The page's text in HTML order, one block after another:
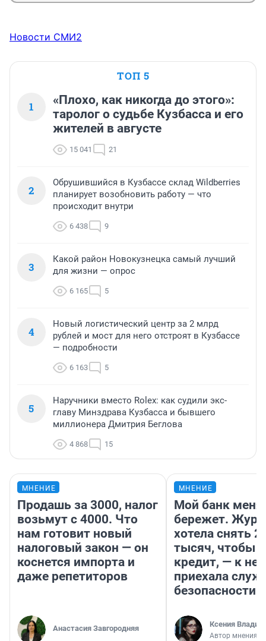
Новости СМИ2
ТОП 5
1
«Плохо, как никогда до этого»:
таролог о судьбе Кузбасса и его
жителей в августе
15 041 21
2
Обрушившийся в Кузбассе склад Wildberries
планирует возобновить работу — что
происходит внутри
6 438 9
3
Какой район Новокузнецка самый лучший
для жизни — опрос
6 165 5
4
Новый логистический центр за 2 млрд
рублей и мост для него отстроят в Кузбассе
— подробности
6 163 5
5
Наручники вместо Rolex: как судили экс-
главу Минздрава Кузбасса и бывшего
миллионера Дмитрия Беглова
4 868 15
МНЕНИЕ
Продашь за 3000, налог
возьмут с 4000. Что
нам готовит новый
налоговый закон — он
коснется импорта и
даже репетиторов
Анастасия Завгородняя
МНЕНИЕ
Мой банк меня
бережет.
хотела снять
тысяч, чтобы
кредит, — к
приехала
безопасности
Ксения
Автор мнения